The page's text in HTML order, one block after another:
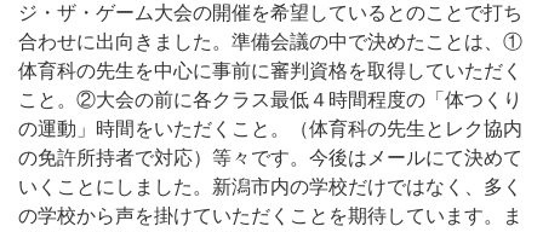
ジ・ザ・ゲーム大会の開催を希望しているとのことで打ち
合わせに出向きました。準備会議の中で決めたことは、①
体育科の先生を中心に事前に審判資格を取得していただく
こと。②大会の前に各クラス最低４時間程度の「体つくり
の運動」時間をいただくこと。（体育科の先生とレク協内
の免許所持者で対応）等々です。今後はメールにて決めて
いくことにしました。新潟市内の学校だけではなく、多く
の学校から声を掛けていただくことを期待しています。ま